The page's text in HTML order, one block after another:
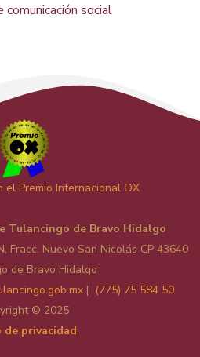
comunicación social
el Premio Internacional OX
Tulancingo de Bravo Hidalgo
Fracc. Nuevo San Nicolás CP 43640
de Bravo Hidalgo
| (775) 75 584 50
© 2025
de privacidad